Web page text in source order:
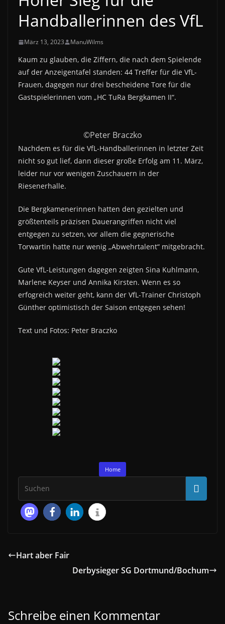
Handballerinnen des VfL
März 13, 2023 ManuWilms
Kaum zu glauben, die Ziffern, die nach dem Spielende
auf der Anzeigentafel standen: 44 Treffer für die VfL-
Frauen, dagegen nur drei bescheidene Tore für die
Gastspielerinnen vom „HC TuRa Bergkamen II“.
©Peter Braczko
Nachdem es für die VfL-Handballerinnen in letzter Zeit
nicht so gut lief, dann dieser große Erfolg am 11. März,
leider nur vor wenigen Zuschauern in der
Riesenerhalle.
Die Bergkamenerinnen hatten den gezielten und
größtenteils präzisen Dauerangriffen nicht viel
entgegen zu setzen, vor allem die gegnerische
Torwartin hatte nur wenig „Abwehrtalent“ mitgebracht.
Gute VfL-Leistungen dagegen zeigten Sina Kuhlmann,
Marlene Keyser und Annika Kirsten. Wenn es so
erfogreich weiter geht, kann der VfL-Trainer Christoph
Günther optimistisch der Saison entgegen sehen!
Text und Fotos: Peter Braczko
Home
Hart aber Fair
Derbysieger SG Dortmund/Bochum
Schreibe einen Kommentar